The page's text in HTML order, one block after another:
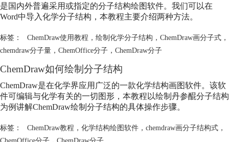
是国内外普遍采用或指定的分子结构绘图软件。我们可以在
Word中导入化学分子结构，本教程主要介绍两种方法。
标签： ChemDraw使用教程 ， 绘制化学分子结构 ， ChemDraw画分子式，
chemdraw分子量 ， ChemOffice分子 ， ChemDraw分子
ChemDraw如何绘制分子结构
ChemDraw是在化学界应用广泛的一款化学结构画图软件。该软
件可编辑与化学有关的一切图形，本教程以绘制丹参醌分子结构
为例讲解ChemDraw绘制分子结构的具体操作步骤。
标签： ChemDraw教程 ， 化学结构绘图软件， chemdraw画分子结构式，
ChemOffice分子 ， ChemDraw分子